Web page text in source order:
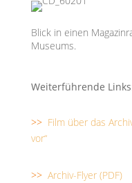
Blick in einen
Museums.
Weiterführende
>> Film über das
vor“
>> Archiv-Flyer (PDF)